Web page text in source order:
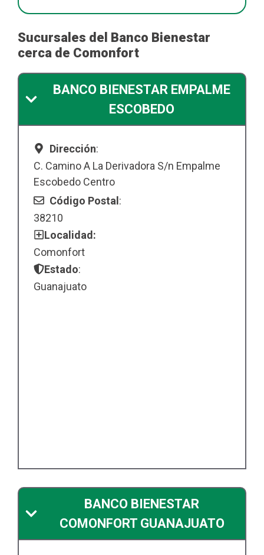
Sucursales del Banco Bienestar
cerca de Comonfort
BANCO BIENESTAR EMPALME
ESCOBEDO
Dirección:
C. Camino A La Derivadora S/n Empalme
Escobedo Centro
Código Postal:
38210
Localidad:
Comonfort
Estado:
Guanajuato
BANCO BIENESTAR
COMONFORT GUANAJUATO